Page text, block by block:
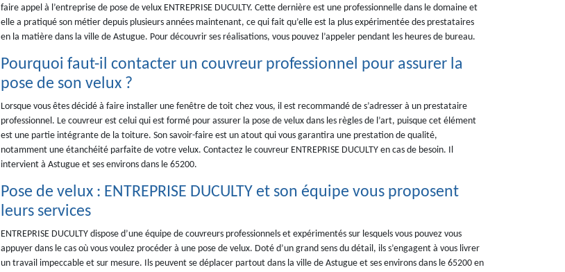
faire appel à l’entreprise de pose de velux ENTREPRISE DUCULTY. Cette dernière est une professionnelle dans le domaine et
elle a pratiqué son métier depuis plusieurs années maintenant, ce qui fait qu’elle est la plus expérimentée des prestataires
en la matière dans la ville de Astugue. Pour découvrir ses réalisations, vous pouvez l’appeler pendant les heures de bureau.
Pourquoi faut-il contacter un couvreur professionnel pour assurer la
pose de son velux ?
Lorsque vous êtes décidé à faire installer une fenêtre de toit chez vous, il est recommandé de s’adresser à un prestataire
professionnel. Le couvreur est celui qui est formé pour assurer la pose de velux dans les règles de l’art, puisque cet élément
est une partie intégrante de la toiture. Son savoir-faire est un atout qui vous garantira une prestation de qualité,
notamment une étanchéité parfaite de votre velux. Contactez le couvreur ENTREPRISE DUCULTY en cas de besoin. Il
intervient à Astugue et ses environs dans le 65200.
Pose de velux : ENTREPRISE DUCULTY et son équipe vous proposent
leurs services
ENTREPRISE DUCULTY dispose d’une équipe de couvreurs professionnels et expérimentés sur lesquels vous pouvez vous
appuyer dans le cas où vous voulez procéder à une pose de velux. Doté d’un grand sens du détail, ils s’engagent à vous livrer
un travail impeccable et sur mesure. Ils peuvent se déplacer partout dans la ville de Astugue et ses environs dans le 65200 en